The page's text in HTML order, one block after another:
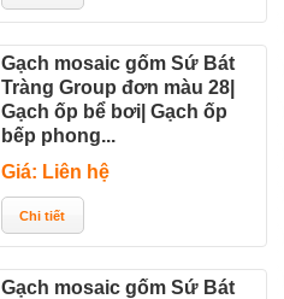
Gạch mosaic gốm Sứ Bát
Tràng Group đơn màu 28|
Gạch ốp bể bơi| Gạch ốp
bếp phong...
Giá: Liên hệ
Gạch mosaic gốm Sứ Bát